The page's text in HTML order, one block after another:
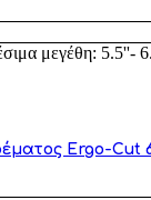
μεγέθη: 5.5''-
Ergo-Cut